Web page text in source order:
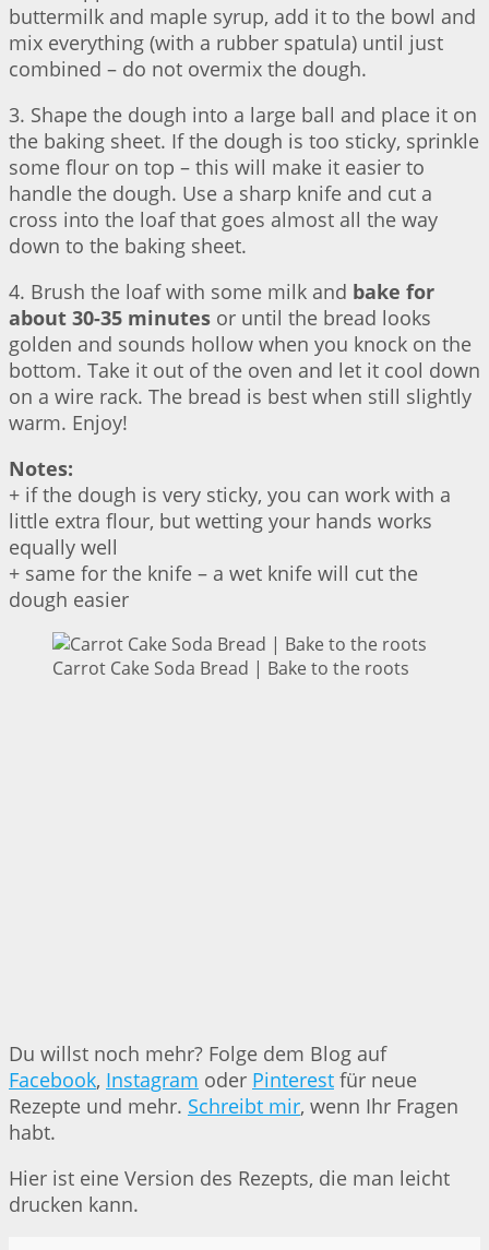
buttermilk and maple syrup, add it to the bowl and
mix everything (with a rubber spatula) until just
combined – do not overmix the dough.
3. Shape the dough into a large ball and place it on
the baking sheet. If the dough is too sticky, sprinkle
some flour on top – this will make it easier to
handle the dough. Use a sharp knife and cut a
cross into the loaf that goes almost all the way
down to the baking sheet.
4. Brush the loaf with some milk and bake for
about 30-35 minutes or until the bread looks
golden and sounds hollow when you knock on the
bottom. Take it out of the oven and let it cool down
on a wire rack. The bread is best when still slightly
warm. Enjoy!
Notes:
+ if the dough is very sticky, you can work with a
little extra flour, but wetting your hands works
equally well
+ same for the knife – a wet knife will cut the
dough easier
Carrot Cake Soda Bread | Bake to the roots
Du willst noch mehr? Folge dem Blog auf
Facebook, Instagram oder Pinterest für neue
Rezepte und mehr. Schreibt mir, wenn Ihr Fragen
habt.
Hier ist eine Version des Rezepts, die man leicht
drucken kann.